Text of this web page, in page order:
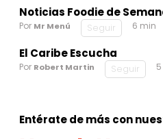
Noticias Foodie de
Por Mr Menú Seguir 6 min
El Caribe Escucha
Por Robert Martin Seguir
Entérate de más con